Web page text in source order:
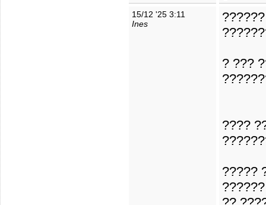
15/12 '25 3:11
Ines
? ???
????
?????